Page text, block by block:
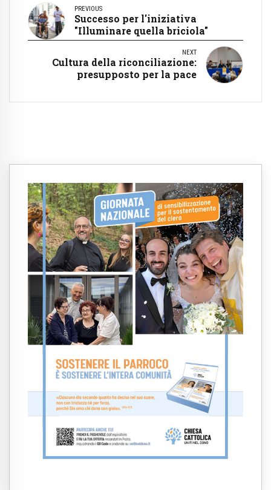
PREVIOUS
Successo per l'iniziativa
"Illuminare quella briciola"
NEXT
Cultura della riconciliazione:
presupposto per la pace